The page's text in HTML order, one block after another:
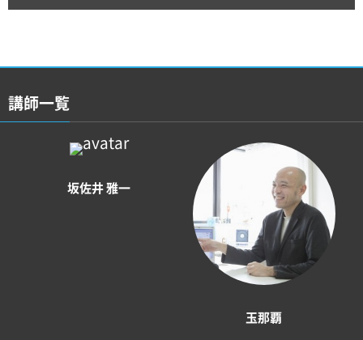
講師一覧
坂佐井 雅一
玉那覇